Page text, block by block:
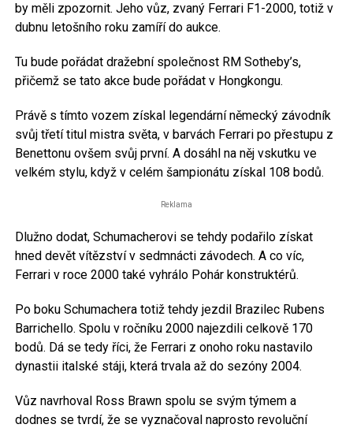
by měli zpozornit. Jeho vůz, zvaný Ferrari F1-2000, totiž v
dubnu letošního roku zamíří do aukce.
Tu bude pořádat dražební společnost RM Sotheby’s,
přičemž se tato akce bude pořádat v Hongkongu.
Právě s tímto vozem získal legendární německý závodník
svůj třetí titul mistra světa, v barvách Ferrari po přestupu z
Benettonu ovšem svůj první. A dosáhl na něj vskutku ve
velkém stylu, když v celém šampionátu získal 108 bodů.
Reklama
Dlužno dodat, Schumacherovi se tehdy podařilo získat
hned devět vítězství v sedmnácti závodech. A co víc,
Ferrari v roce 2000 také vyhrálo Pohár konstruktérů.
Po boku Schumachera totiž tehdy jezdil Brazilec Rubens
Barrichello. Spolu v ročníku 2000 najezdili celkově 170
bodů. Dá se tedy říci, že Ferrari z onoho roku nastavilo
dynastii italské stáji, která trvala až do sezóny 2004.
Vůz navrhoval Ross Brawn spolu se svým týmem a
dodnes se tvrdí, že se vyznačoval naprosto revoluční